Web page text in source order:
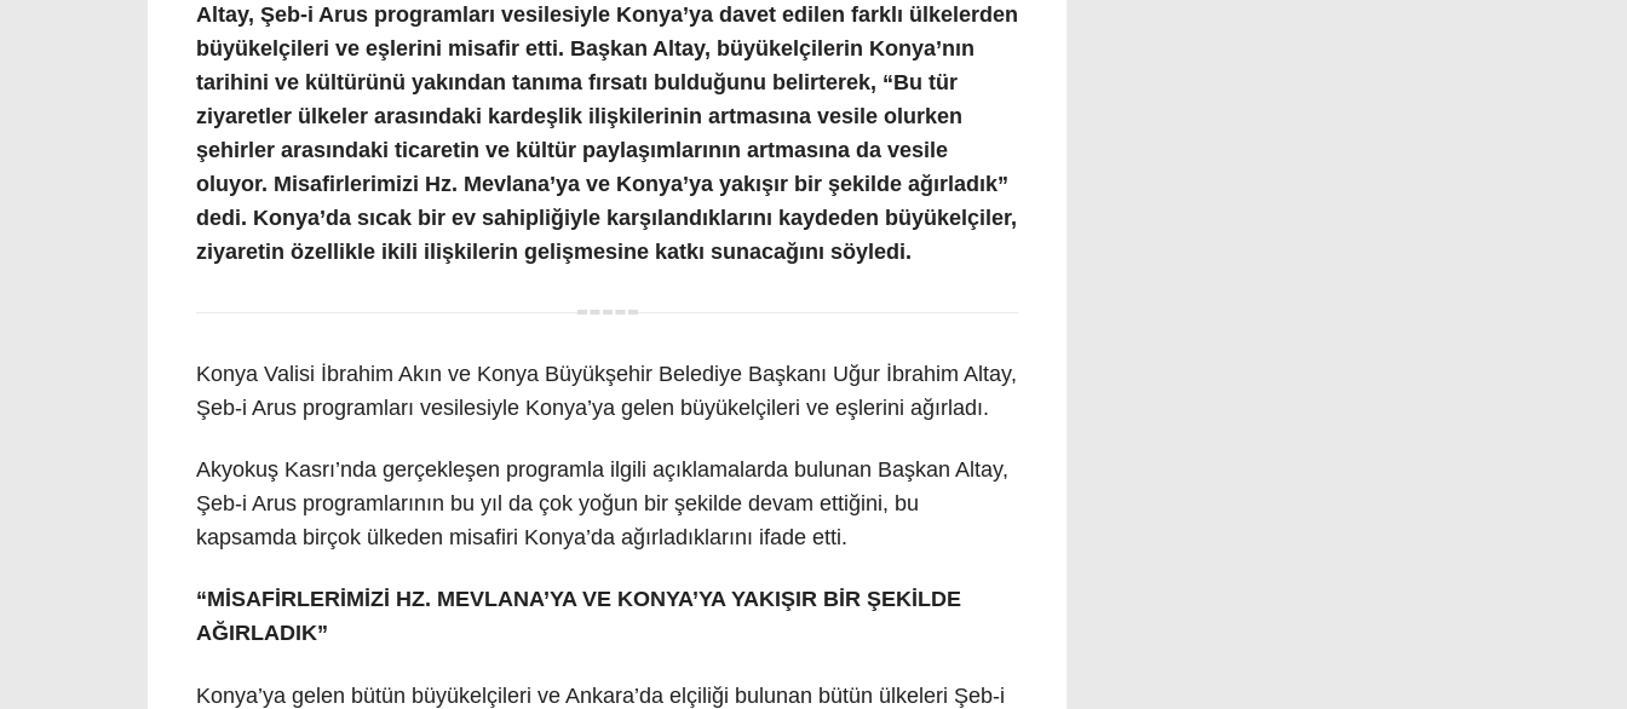
Altay, Şeb-i Arus programları vesilesiyle Konya’ya davet edilen farklı ülkelerden
büyükelçileri ve eşlerini misafir etti. Başkan Altay, büyükelçilerin Konya’nın
tarihini ve kültürünü yakından tanıma fırsatı bulduğunu belirterek, “Bu tür
ziyaretler ülkeler arasındaki kardeşlik ilişkilerinin artmasına vesile olurken
şehirler arasındaki ticaretin ve kültür paylaşımlarının artmasına da vesile
oluyor. Misafirlerimizi Hz. Mevlana’ya ve Konya’ya yakışır bir şekilde ağırladık”
dedi. Konya’da sıcak bir ev sahipliğiyle karşılandıklarını kaydeden büyükelçiler,
ziyaretin özellikle ikili ilişkilerin gelişmesine katkı sunacağını söyledi.
Konya Valisi İbrahim Akın ve Konya Büyükşehir Belediye Başkanı Uğur İbrahim Altay,
Şeb-i Arus programları vesilesiyle Konya’ya gelen büyükelçileri ve eşlerini ağırladı.
Akyokuş Kasrı’nda gerçekleşen programla ilgili açıklamalarda bulunan Başkan Altay,
Şeb-i Arus programlarının bu yıl da çok yoğun bir şekilde devam ettiğini, bu
kapsamda birçok ülkeden misafiri Konya’da ağırladıklarını ifade etti.
“MİSAFİRLERİMİZİ HZ. MEVLANA’YA VE KONYA’YA YAKIŞIR BİR ŞEKİLDE
AĞIRLADIK”
Konya’ya gelen bütün büyükelçileri ve Ankara’da elçiliği bulunan bütün ülkeleri Şeb-i